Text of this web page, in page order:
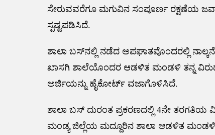
ಸೇರುವವರೆಗೂ ಮಗುವಿನ ಸಂಪೂರ್ಣ ರಕ್ಷಣೆಯ
ಸ್ಪಷ್ಟಪಡಿಸಿದೆ.
ಶಾಲಾ ಬಸ್‌ನಲ್ಲಿ ನಡೆದ ಅಪಘಾತವೊಂದರಲ್ಲಿ
ಖಾಸಗಿ ಶಾಲೆಯೊಂದರ ಆಡಳಿತ ಮಂಡಳಿ ತನ್ನ
ಅರ್ಜಿಯನ್ನು ಹೈಕೋರ್ಟ್ ವಜಾಗೊಳಿಸಿದೆ.
ಶಾಲಾ ಬಸ್ ದುರಂತ ಪ್ರಕರಣದಲ್ಲಿ 4ನೇ ತರಗತಿಯ
ಮಂಡ್ಯ ಜಿಲ್ಲೆಯ ಮದ್ದೂರಿನ ಶಾಲಾ ಆಡಳಿತ